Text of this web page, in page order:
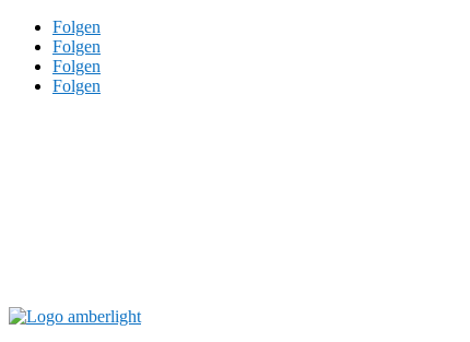
Folgen
Folgen
Folgen
Folgen